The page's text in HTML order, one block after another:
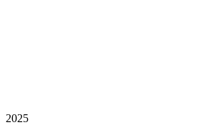
2025